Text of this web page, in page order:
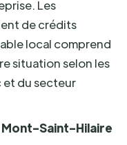
Les
de crédits
local comprend
situation selon les
et du secteur
Mont-Saint-Hilaire